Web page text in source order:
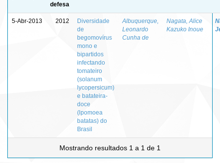
defesa
5-Abr-2013 2012
Diversidade
de
begomovírus
mono e
bipartidos
infectando
tomateiro
(solanum
lycopersicum)
e batateira-
doce
(lpomoea
batatas) do
Brasil
Albuquerque,
Leonardo
Cunha de
Nagata, Alice
Kazuko Inoue
Mostrando resultados 1 a 1 de 1